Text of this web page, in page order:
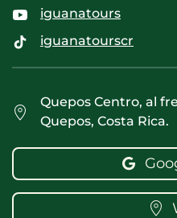
iguanatours
iguanatourscr
Quepos Centro, al
Quepos, Costa Rica.